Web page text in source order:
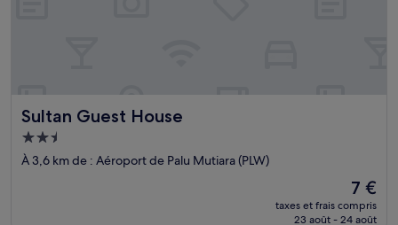
Sultan Guest House
Sultan Guest House
Hébergement
2.5 étoiles
À 3,6 km de : Aéroport de Palu Mutiara (PLW)
Le
nouveau
prix
7 €
taxes et frais compris
23 août - 24 août